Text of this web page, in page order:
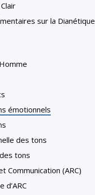
sur la Dianétique
émotionnels
des tons
tons
Communication (ARC)
d’ARC